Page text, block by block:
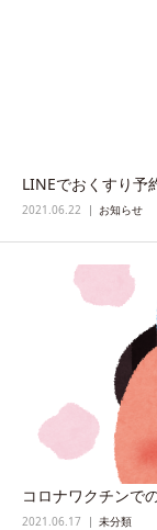
LINEでおくすり予
2021.06.22 お知らせ
コロナワクチンで
2021.06.17 未分類